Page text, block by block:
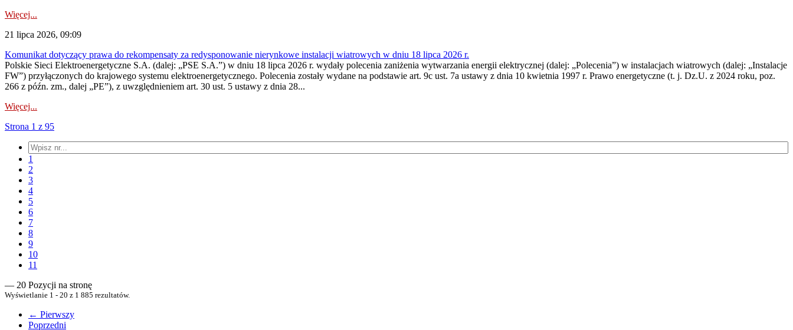
Więcej...
21 lipca 2026, 09:09
Komunikat dotyczący prawa do rekompensaty za redysponowanie nierynkowe instalacji wiatrowych w dniu 18 lipca 2026 r.
Polskie Sieci Elektroenergetyczne S.A. (dalej: „PSE S.A.”) w dniu 18 lipca 2026 r. wydały polecenia zaniżenia wytwarzania energii elektrycznej (dalej: „Polecenia”) w instalacjach wiatrowych (dalej: „Instalacje
FW”) przyłączonych do krajowego systemu elektroenergetycznego. Polecenia zostały wydane na podstawie art. 9c ust. 7a ustawy z dnia 10 kwietnia 1997 r. Prawo energetyczne (t. j. Dz.U. z 2024 roku, poz.
266 z późn. zm., dalej „PE”), z uwzględnieniem art. 30 ust. 5 ustawy z dnia 28...
Więcej...
Strona 1 z 95
1
2
3
4
5
6
7
8
9
10
11
— 20 Pozycji na stronę
Wyświetlanie 1 - 20 z 1 885 rezultatów.
← Pierwszy
Poprzedni